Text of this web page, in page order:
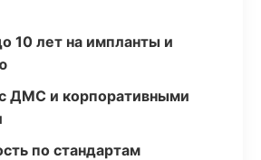
10 лет на импланты и
ДМС и корпоративными
по стандартам